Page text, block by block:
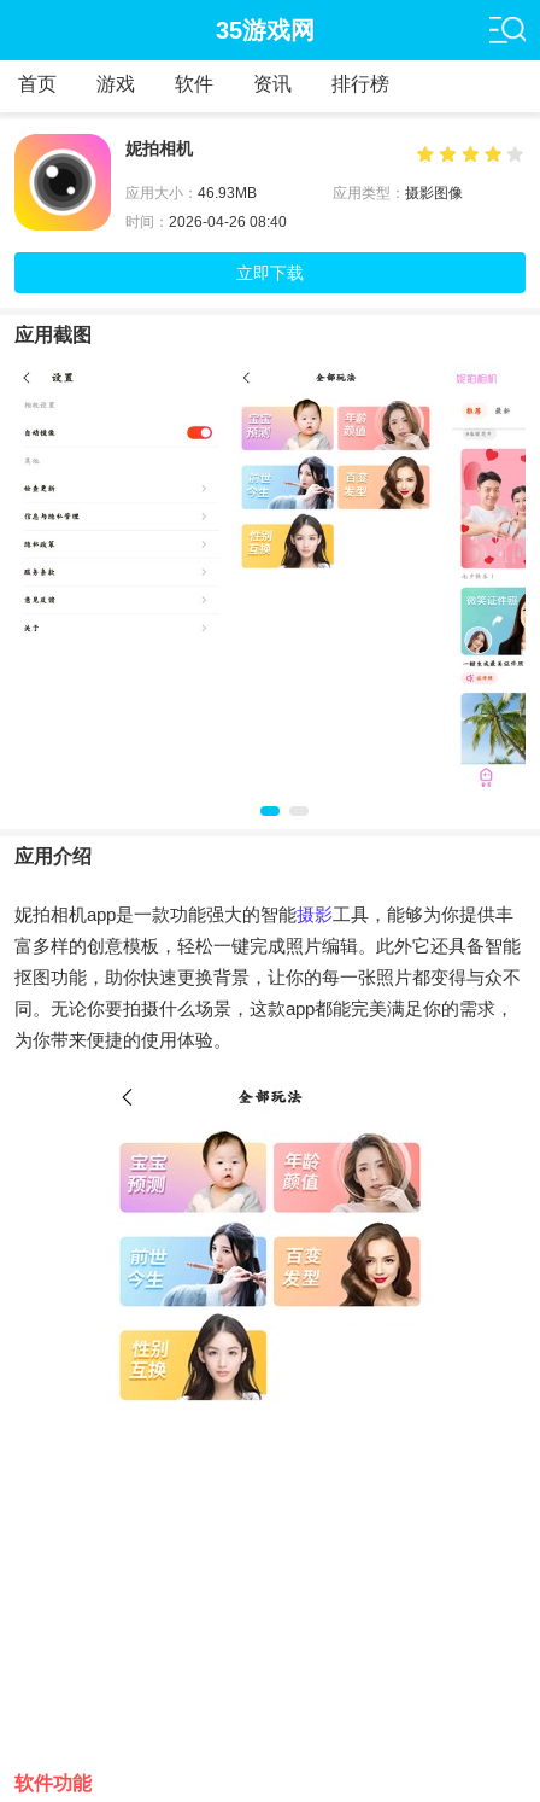
35游戏网
首页 游戏 软件 资讯 排行榜
妮拍相机
应用大小： 46.93MB 应用类型： 摄影图像
时间： 2026-04-26 08:40
立即下载
应用截图
应用介绍
妮拍相机app是一款功能强大的智能摄影工具，能够为你提供丰
富多样的创意模板，轻松一键完成照片编辑。此外它还具备智能
抠图功能，助你快速更换背景，让你的每一张照片都变得与众不
同。无论你要拍摄什么场景，这款app都能完美满足你的需求，
为你带来便捷的使用体验。
软件功能